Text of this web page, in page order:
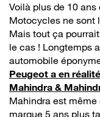
Voilà plus de 10
Motocycles ne sont
Mais tout ça
le cas ! Longtemps
automobile
Peugeot a en
Mahindra &
Mahindra est
marque 5 ans plus